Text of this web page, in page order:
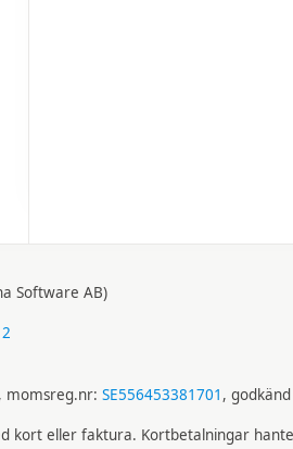
Software AB)
, momsreg.nr: SE556453381701 ,
kort eller faktura. Kortbetalningar